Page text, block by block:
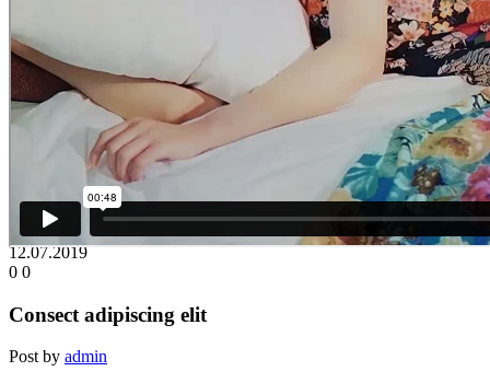
12.07.2019
0 0
Consect adipiscing elit
Post by admin